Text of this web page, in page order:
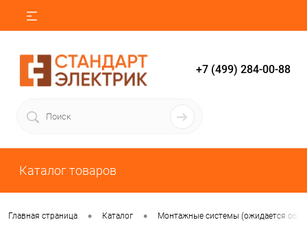
+7 (499) 284-00-88
Каталог товаров
Главная страница • Каталог • Монтажные системы (ожидается